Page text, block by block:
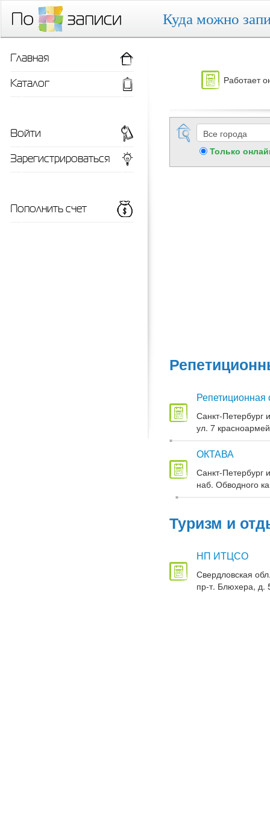
Куда можно
Работает
Только
Репетиционная
Санкт-Петербург
ул. 7
ОКТАВА
Санкт-Петербург
наб. Обводного
Туризм и
НП ИТЦСО
Свердловская
пр-т. Блюхера, д.
Главная
Каталог
Войти
Зарегистрироваться
Пополнить счет